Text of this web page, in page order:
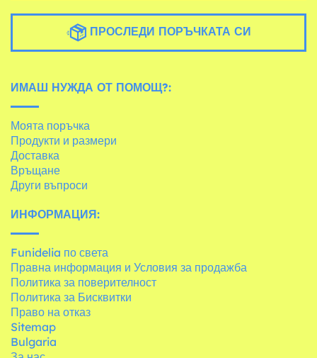
ПРОСЛЕДИ ПОРЪЧКАТА СИ
ИМАШ НУЖДА ОТ ПОМОЩ?:
Моята поръчка
Продукти и размери
Доставка
Връщане
Други въпроси
ИНФОРМАЦИЯ:
Funidelia по света
Правна информация и Условия за продажба
Политика за поверителност
Политика за Бисквитки
Право на отказ
Sitemap
Bulgaria